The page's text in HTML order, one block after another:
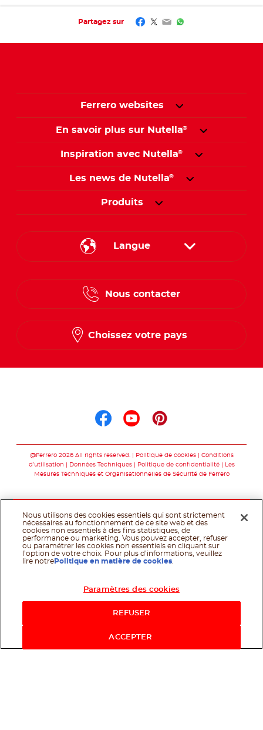
Partagez sur Facebook
Twitter
EmailWhatsApp
Ferrero websites
En savoir plus sur Nutella®
Inspiration avec Nutella®
Les news de Nutella®
Produits
Langue
Nous contacter
Choissez votre pays
@Ferrero 2026 All rights reserved. Politique de cookies
Conditions
d’utilisation
Données Techniques Politique de confidentialité
Les
Mesures Techniques et Organisationnelles de Sécurité de Ferrero
Nous utilisons des cookies essentiels qui sont strictement
nécessaires au fonctionnement de ce site web et des
cookies non essentiels à des fins statistiques, de
performance ou marketing. Vous pouvez accepter, refuser
ou paramétrer les cookies non essentiels en cliquant sur
l’option de votre choix. Pour plus d’informations, veuillez
lire notre Politique en matière de cookies
Paramètres des cookies
REFUSER
ACCEPTER